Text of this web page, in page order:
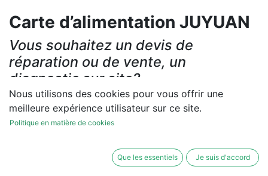
Carte d’alimentation JUYUAN
Vous souhaitez un devis de
réparation ou de vente, un
diagnostic sur site?
Contactez-nous
Les réparations et les ventes sont garanties
Nous utilisons des cookies pour vous offrir une
meilleure expérience utilisateur sur ce site.
Politique en matière de cookies
Que les essentiels Je suis d'accord